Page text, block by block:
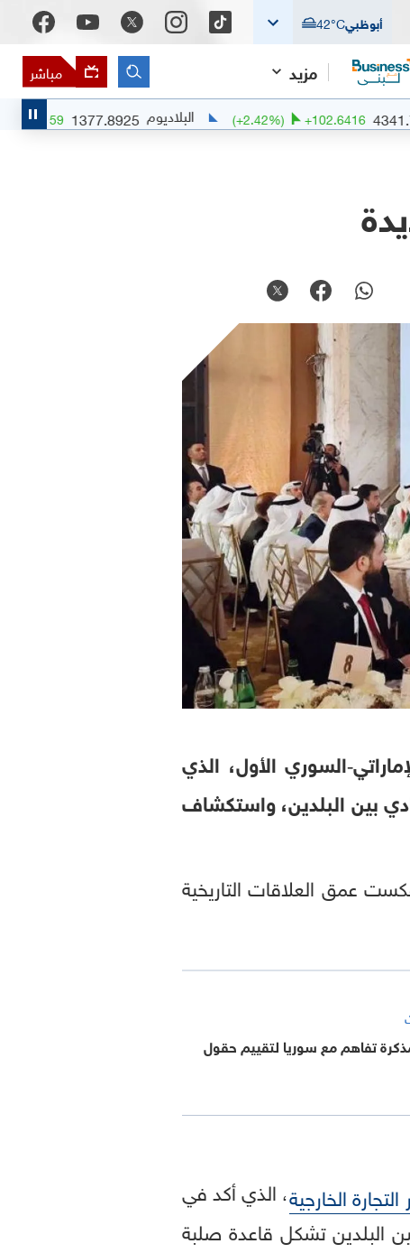
أبوظبي 42°C
مزيد مباشر
+
(+2.42%) البلاديوم 1377.8925
+6.9959
0.51 %)
الأول، الذي
بين البلدين، واستكشاف
عمق العلاقات التاريخية
تفاهم مع سوريا لتقييم حقول
التجارة الخارجية، الذي أكد في
البلدين تشكل قاعدة صلبة